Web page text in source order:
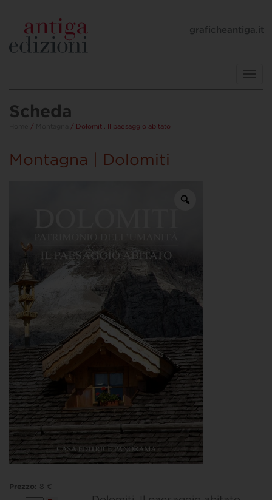
graficheantiga.it
Scheda
/ / Dolomiti. Il paesaggio abitato
Montagna | Dolomiti
Prezzo: 8 €